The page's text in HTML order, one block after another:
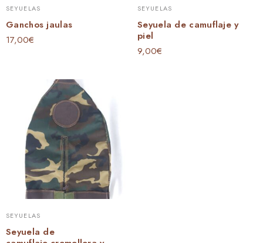
SEYUELAS
Ganchos jaulas
17,00€
SEYUELAS
Seyuela de camuflaje y
piel
9,00€
SEYUELAS
Seyuela de